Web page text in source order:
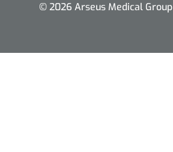
© 2026 Arseus Medical Group